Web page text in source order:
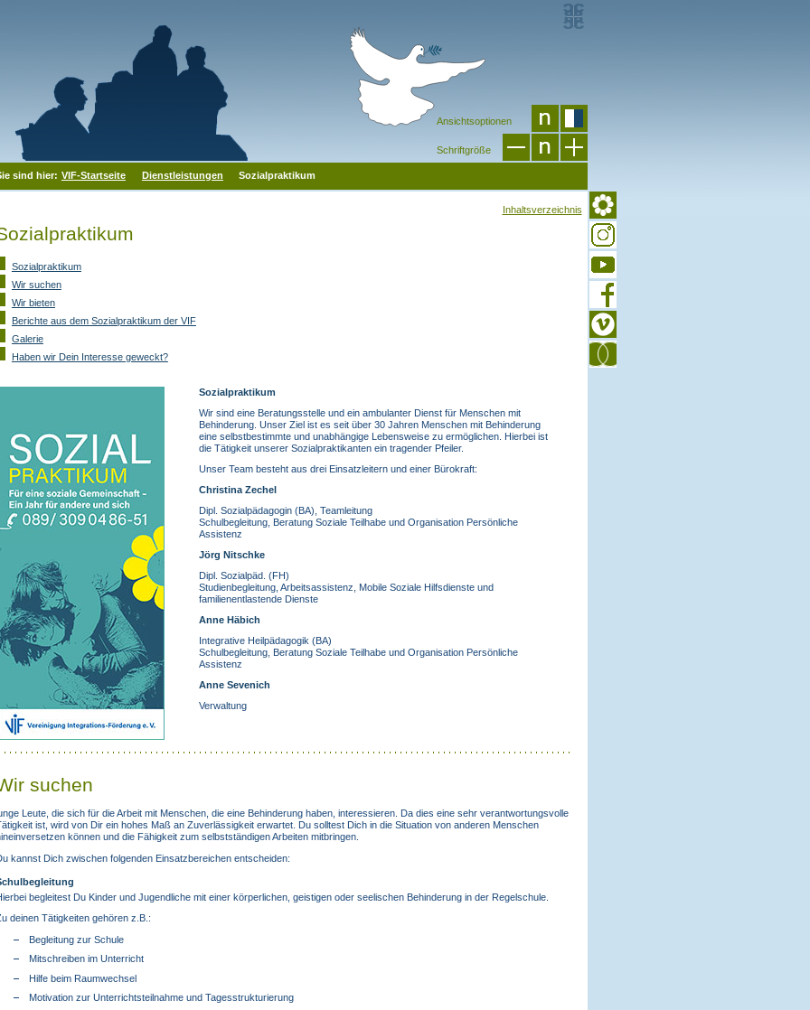
Ansichtsoptionen
Schriftgröße
sind hier: VIF-Startseite Dienstleistungen Sozialpraktikum
Inhaltsverzeichnis
Sozialpraktikum
Wir suchen
Wir bieten
Berichte aus dem Sozialpraktikum der VIF
Galerie
Haben wir Dein Interesse geweckt?
Sozialpraktikum
Wir sind eine Beratungsstelle und ein ambulanter Dienst für Menschen mit
Behinderung. Unser Ziel ist es seit über 30 Jahren Menschen mit Behinderung
eine selbstbestimmte und unabhängige Lebensweise zu ermöglichen. Hierbei ist
die Tätigkeit unserer Sozialpraktikanten ein tragender Pfeiler.
Unser Team besteht aus drei Einsatzleitern und einer Bürokraft:
Christina Zechel
Dipl. Sozialpädagogin (BA), Teamleitung
Schulbegleitung, Beratung Soziale Teilhabe und Organisation Persönliche
Assistenz
Jörg Nitschke
Dipl. Sozialpäd. (FH)
Studienbegleitung, Arbeitsassistenz, Mobile Soziale Hilfsdienste und
familienentlastende Dienste
Anne Häbich
Integrative Heilpädagogik (BA)
Schulbegleitung, Beratung Soziale Teilhabe und Organisation Persönliche
Assistenz
Anne Sevenich
Verwaltung
suchen
Leute, die sich für die Arbeit mit Menschen, die eine Behinderung haben, interessieren. Da dies eine sehr verantwortungsvolle
ist, wird von Dir ein hohes Maß an Zuverlässigkeit erwartet. Du solltest Dich in die Situation von anderen Menschen
können und die Fähigkeit zum selbstständigen Arbeiten mitbringen.
kannst Dich zwischen folgenden Einsatzbereichen entscheiden:
begleitest Du Kinder und Jugendliche mit einer körperlichen, geistigen oder seelischen Behinderung in der Regelschule.
deinen Tätigkeiten gehören z.B.:
Begleitung zur Schule
Mitschreiben im Unterricht
Hilfe beim Raumwechsel
Motivation zur Unterrichtsteilnahme und Tagesstrukturierung